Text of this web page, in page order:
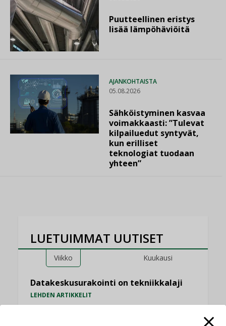
Puutteellinen eristys
lisää lämpöhäviöitä
AJANKOHTAISTA
05.08.2026
Sähköistyminen kasvaa
voimakkaasti: ”Tulevat
kilpailuedut syntyvät,
kun erilliset
teknologiat tuodaan
yhteen”
LUETUIMMAT UUTISET
Viikko Kuukausi
Datakeskusurakointi on tekniikkalaji
LEHDEN ARTIKKELIT